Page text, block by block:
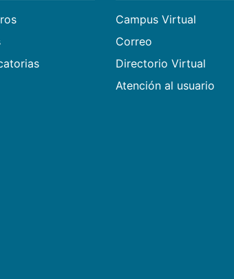
Campus Virtual
Correo
Directorio Virtual
Atención al usuario